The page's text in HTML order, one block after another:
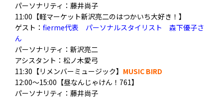
パーソナリティ：藤井尚子
11:00【軽マーケット新沢亮二のはつかいち大好き！】
ゲスト： fierme代表 パーソナルスタイリスト 森下優子さ
ん
パーソナリティ：新沢亮二
アシスタント：松ノ木愛弓
11:30【リメンバーミュージック】 MUSIC BIRD
12:00～15:00【昼なんじゃけん！761】
パーソナリティ：藤井尚子